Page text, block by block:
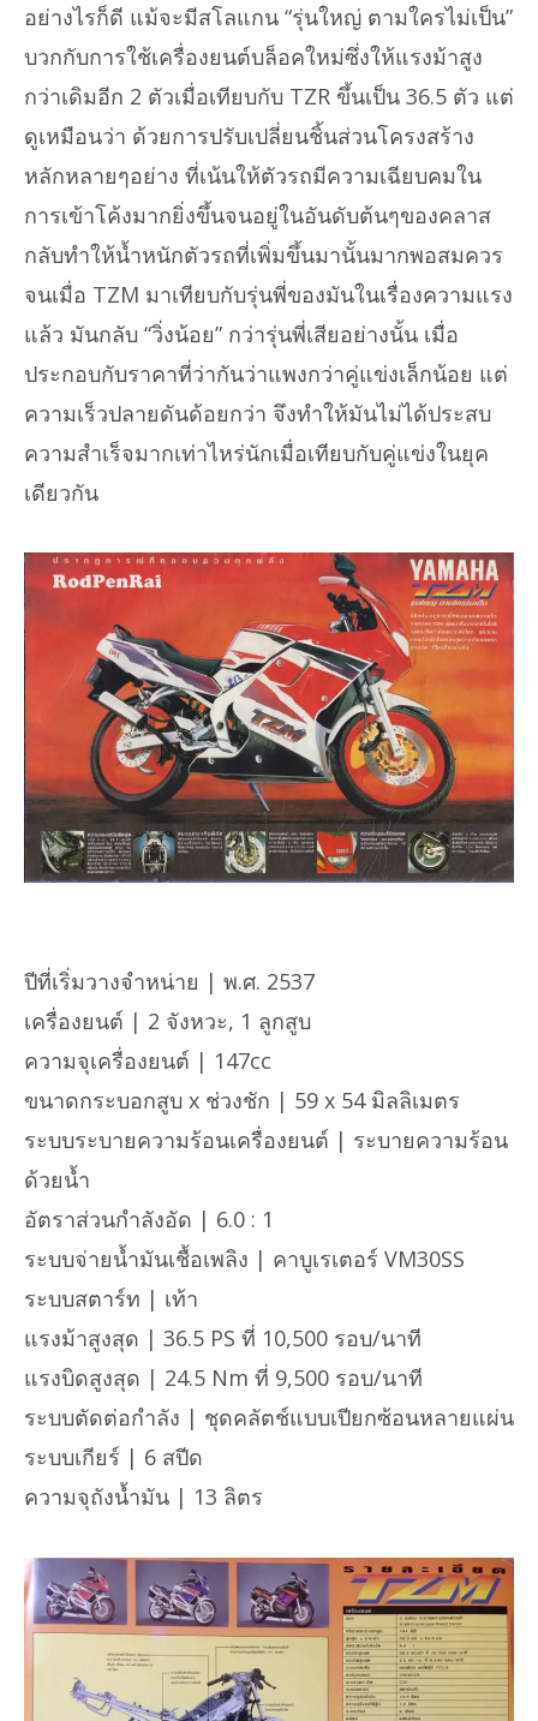
อย่างไรก็ดี แม้จะมีสโลแกน “รุ่นใหญ่ ตามใครไม่เป็น”
บวกกับการใช้เครื่องยนต์บล็อคใหม่ซึ่งให้แรงม้าสูง
กว่าเดิมอีก 2 ตัวเมื่อเทียบกับ TZR ขึ้นเป็น 36.5 ตัว แต่
ดูเหมือนว่า ด้วยการปรับเปลี่ยนชิ้นส่วนโครงสร้าง
หลักหลายๆอย่าง ที่เน้นให้ตัวรถมีความเฉียบคมใน
การเข้าโค้งมากยิ่งขึ้นจนอยู่ในอันดับต้นๆของคลาส
กลับทำให้น้ำหนักตัวรถที่เพิ่มขึ้นมานั้นมากพอสมควร
จนเมื่อ TZM มาเทียบกับรุ่นพี่ของมันในเรื่องความแรง
แล้ว มันกลับ “วิ่งน้อย” กว่ารุ่นพี่เสียอย่างนั้น เมื่อ
ประกอบกับราคาที่ว่ากันว่าแพงกว่าคู่แข่งเล็กน้อย แต่
ความเร็วปลายดันด้อยกว่า จึงทำให้มันไม่ได้ประสบ
ความสำเร็จมากเท่าไหร่นักเมื่อเทียบกับคู่แข่งในยุค
เดียวกัน
ปีที่เริ่มวางจำหน่าย | พ.ศ. 2537
เครื่องยนต์ | 2 จังหวะ, 1 ลูกสูบ
ความจุเครื่องยนต์ | 147cc
ขนาดกระบอกสูบ x ช่วงชัก | 59 x 54 มิลลิเมตร
ระบบระบายความร้อนเครื่องยนต์ | ระบายความร้อน
ด้วยน้ำ
อัตราส่วนกำลังอัด | 6.0 : 1
ระบบจ่ายน้ำมันเชื้อเพลิง | คาบูเรเตอร์ VM30SS
ระบบสตาร์ท | เท้า
แรงม้าสูงสุด | 36.5 PS ที่ 10,500 รอบ/นาที
แรงบิดสูงสุด | 24.5 Nm ที่ 9,500 รอบ/นาที
ระบบตัดต่อกำลัง | ชุดคลัตช์แบบเปียกซ้อนหลายแผ่น
ระบบเกียร์ | 6 สปีด
ความจุถังน้ำมัน | 13 ลิตร